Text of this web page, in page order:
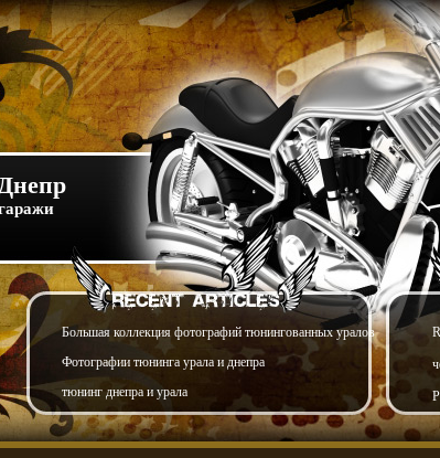
Большая коллекция фотографий тюнингованных уралов
Фотографии тюнинга урала и днепра
тюнинг днепра и урала